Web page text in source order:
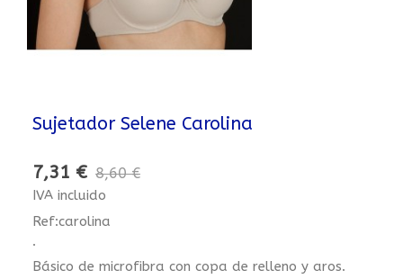
Sujetador Selene Carolina
7,31 € 8,60 €
IVA incluido
Ref:carolina
.
Básico de microfibra con copa de relleno y aros.